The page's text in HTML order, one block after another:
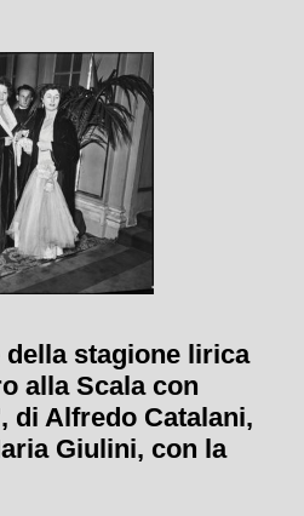
Pavlova
stagione lirica
alla Scala con
di Alfredo Catalani,
Giulini, con la